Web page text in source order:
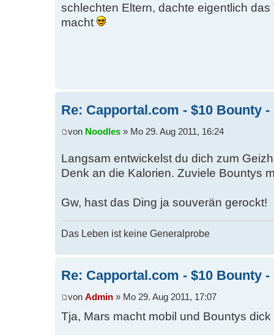
schlechten Eltern, dachte eigentlich
macht
Re: Capportal.com - $10 Bounty -
von Noodles » Mo 29. Aug 2011, 16:24
Langsam entwickelst du dich zum
Denk an die Kalorien. Zuviele Bountys
Gw, hast das Ding ja souverän gerockt!
Das Leben ist keine Generalprobe
Re: Capportal.com - $10 Bounty -
von Admin » Mo 29. Aug 2011, 17:07
Tja, Mars macht mobil und Bountys dick